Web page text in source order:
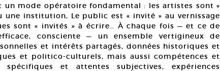
un mode opératoire fondamental : les artistes sont «
institution, Le public est « invité » au vernissage
sont « invités » à écrire… À chaque fois — et ce de
consciente — un ensemble vertigineux de
et intérêts partagés, données historiques et
et politico-culturels, mais aussi compétences et
et attentes subjectives, expériences